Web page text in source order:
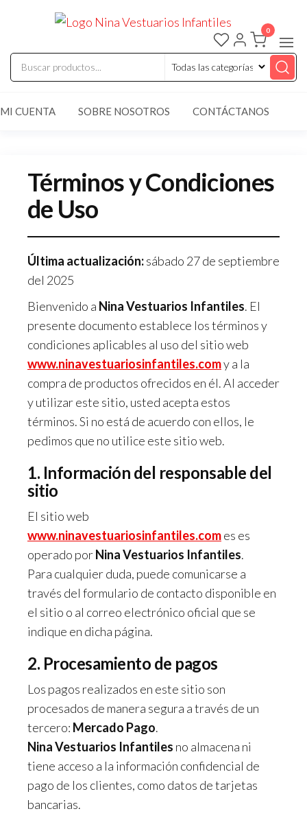
de vestuarios y
disfraces
infantiles
0
MI CUENTA SOBRE NOSOTROS CONTÁCTANOS
Términos y Condiciones
de Uso
Última actualización:sábado 27 de septiembre
del 2025
Bienvenido a Nina Vestuarios Infantiles. El
presente documento establece los términos y
condiciones aplicables al uso del sitio web
www.ninavestuariosinfantiles.comy a la
compra de productos ofrecidos en él. Al acceder
y utilizar este sitio, usted acepta estos
términos. Si no está de acuerdo con ellos, le
pedimos que no utilice este sitio web.
1. Información del responsable del
sitio
El sitio web
www.ninavestuariosinfantiles.comes es
operado porNina Vestuarios Infantiles.
Para cualquier duda, puede comunicarse a
través del formulario de contacto disponible en
el sitio o al correo electrónico oficial que se
indique en dicha página.
2. Procesamiento de pagos
Los pagos realizados en este sitio son
procesados de manera segura a través de un
tercero: Mercado Pago.
Nina Vestuarios Infantiles no almacena ni
tiene acceso a la información confidencial de
pago de los clientes, como datos de tarjetas
bancarias.